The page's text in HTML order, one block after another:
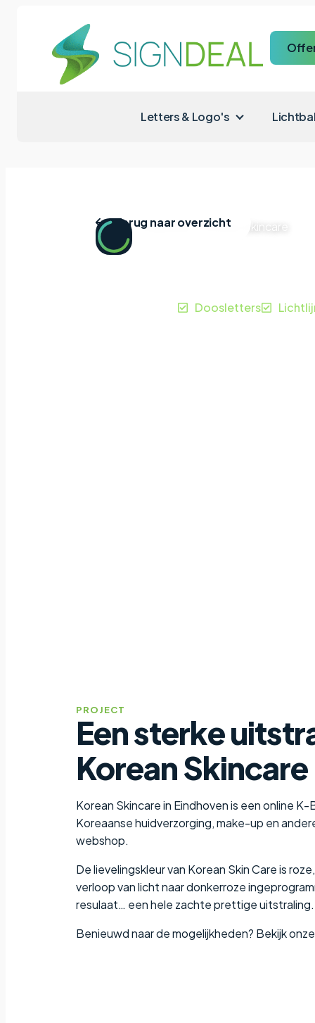
Letters & Logo's
Terug naar overzicht
Home|Projecten|Korean Skincare
Korean
Doosletters
PROJECT
Een sterke
Korean Skincare
Korean Skincare in Eindhoven is een online
Koreaanse huidverzorging, make-up en
webshop.
De lievelingskleur van Korean Skin Care is
verloop van licht naar donkerroze
resulaat… een hele zachte prettige uitstraling.
Benieuwd naar de mogelijkheden? Bekijk